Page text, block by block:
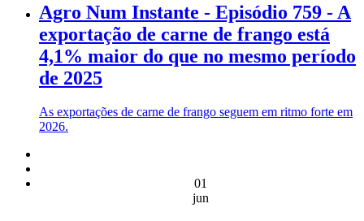
Agro Num Instante - Episódio 759 - A
exportação de carne de frango está
4,1% maior do que no mesmo período
de 2025
As exportações de carne de frango seguem em ritmo forte em
2026.
01
jun